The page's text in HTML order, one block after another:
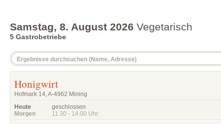
Samstag, 8. August 2026 Vegetarisch
5 Gastrobetriebe
Honigwirt
Hofmark 14, A-4962 Mining
Heute
Morgen
geschlossen
11.30 - 14.00 Uhr